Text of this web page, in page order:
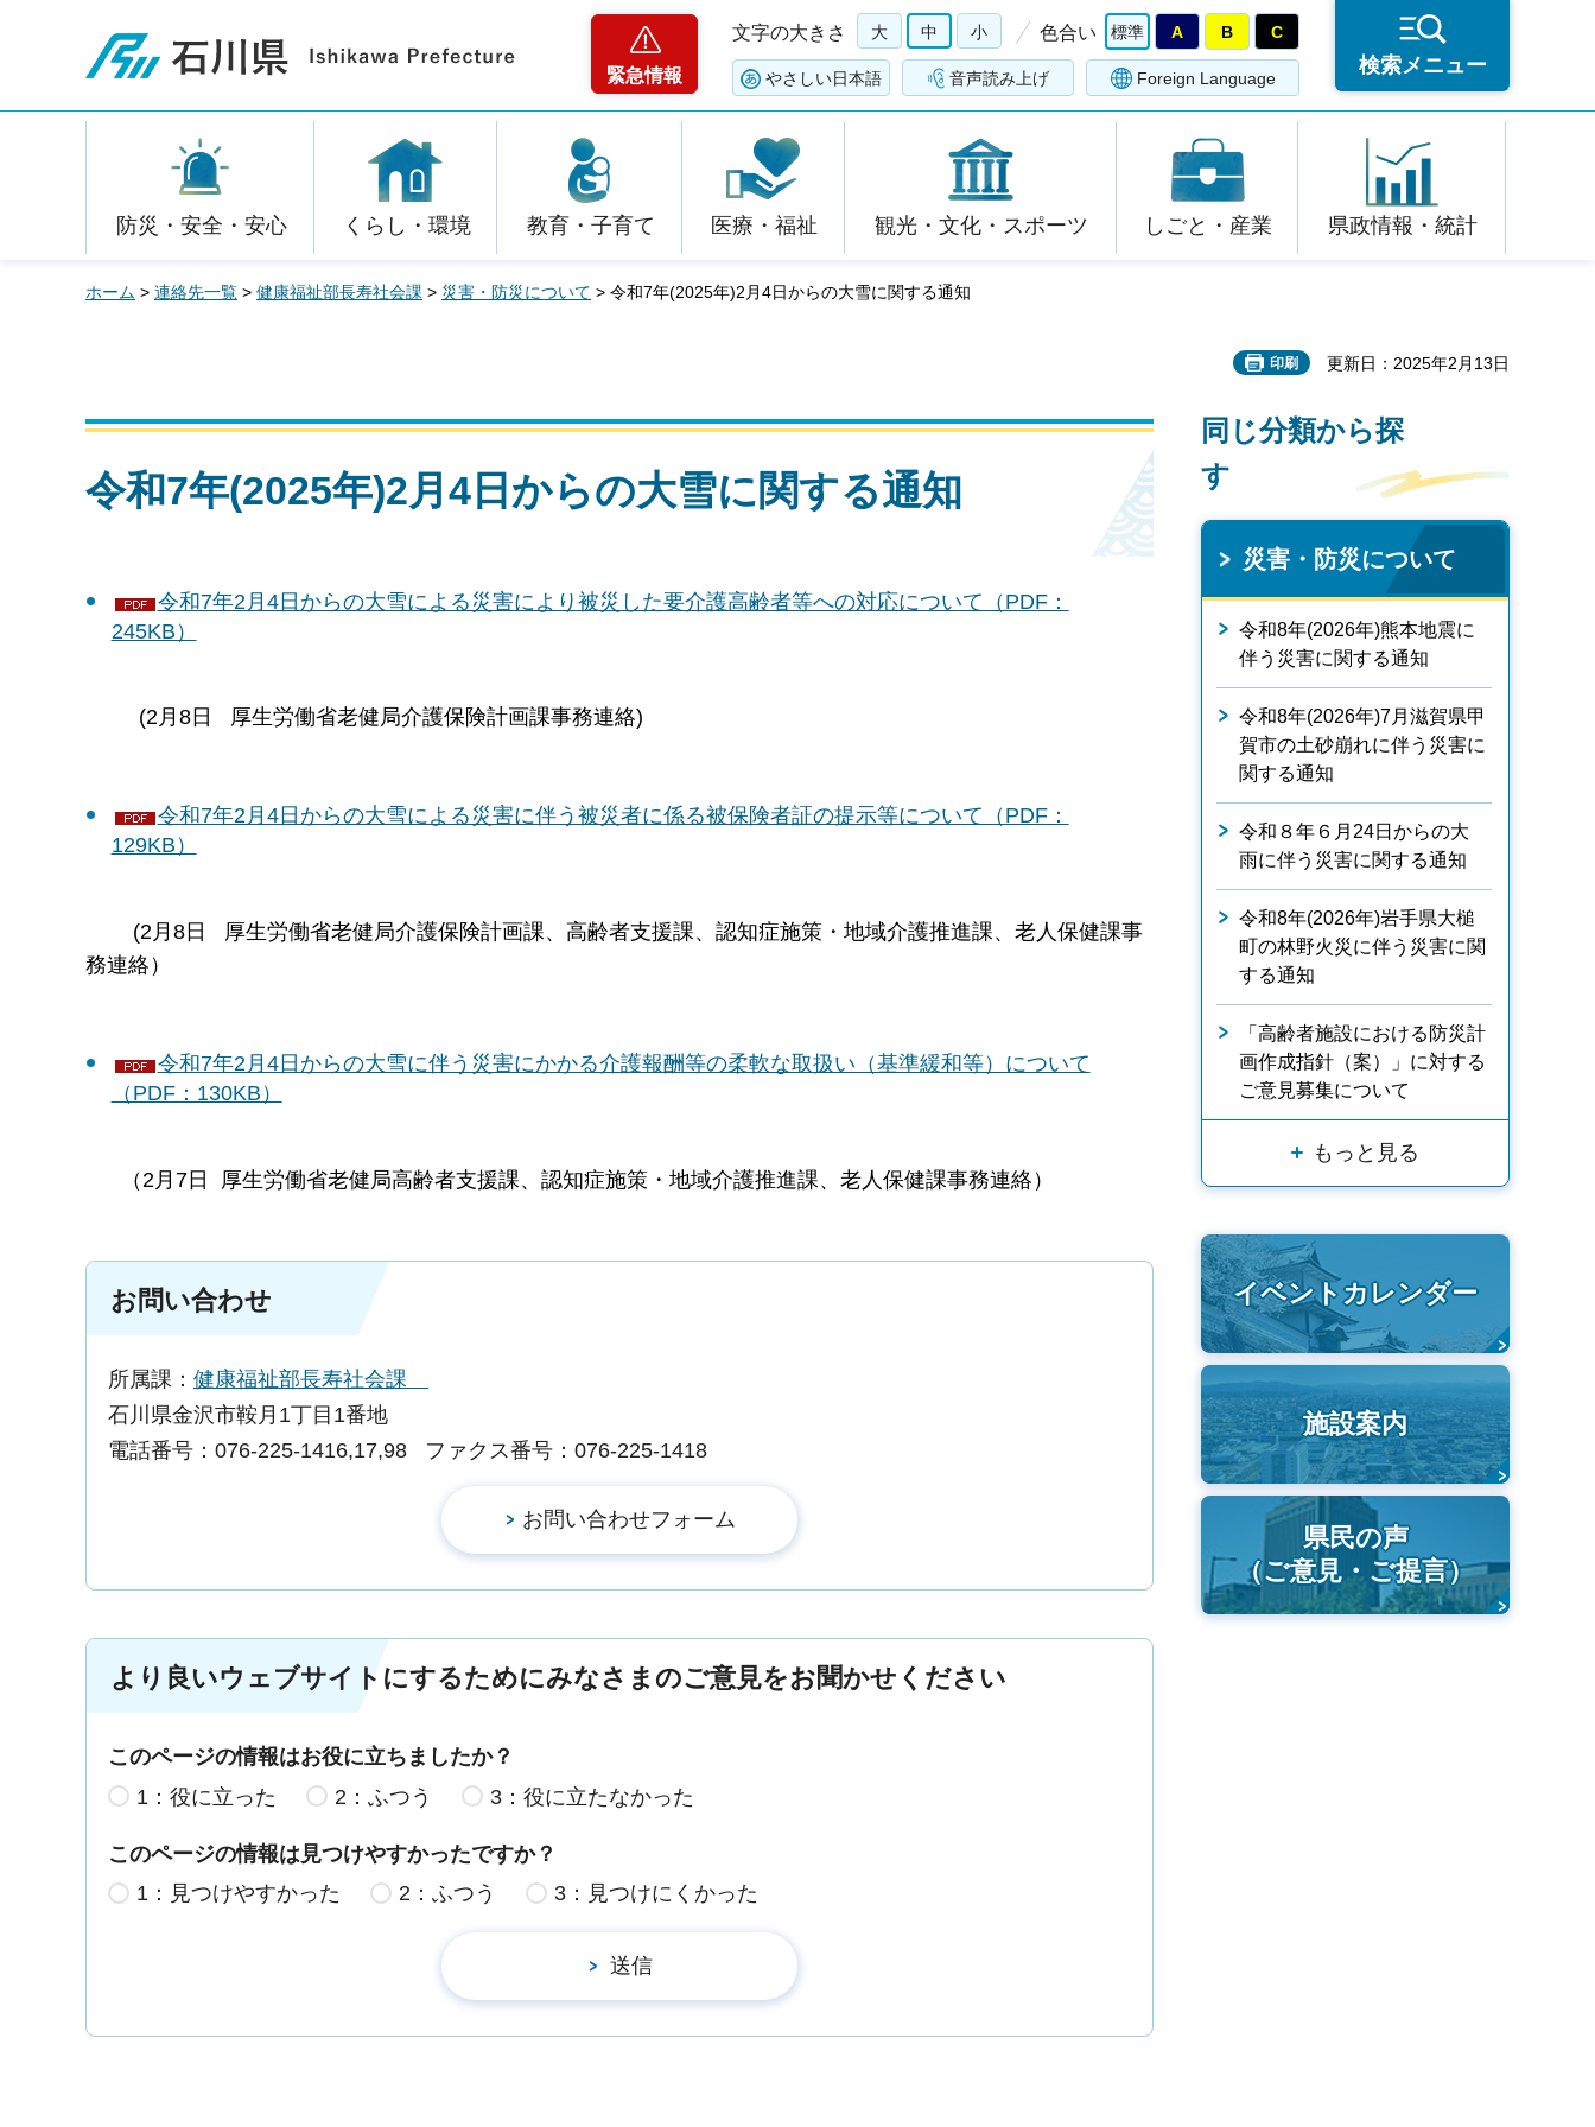
石川県
緊急情報
文字の大きさ 大 中 小 色合い 標準 A B C
やさしい日本語 音声読み上げ Foreign Language
検索メニュー
防災・安全・安心 くらし・環境 教育・子育て 医療・福祉 観光・文化・スポーツ しごと・産業 県政情報・統計
ホーム > 連絡先一覧 > 健康福祉部長寿社会課 > 災害・防災について > 令和7年(2025年)2月4日からの大雪に関する通知
印刷 更新日：2025年2月13日
令和7年(2025年)2月4日からの大雪に関する通知
令和7年2月4日からの大雪による災害により被災した要介護高齢者等への対応について（PDF：
245KB）
(2月8日 厚生労働省老健局介護保険計画課事務連絡)
令和7年2月4日からの大雪による災害に伴う被災者に係る被保険者証の提示等について（PDF：
129KB）
(2月8日 厚生労働省老健局介護保険計画課、高齢者支援課、認知症施策・地域介護推進課、老人保健課事
務連絡）
令和7年2月4日からの大雪に伴う災害にかかる介護報酬等の柔軟な取扱い（基準緩和等）について
（PDF：130KB）
（2月7日 厚生労働省老健局高齢者支援課、認知症施策・地域介護推進課、老人保健課事務連絡）
お問い合わせ
所属課： 健康福祉部長寿社会課
石川県金沢市鞍月1丁目1番地
電話番号：076-225-1416,17,98
ファクス番号：076-225-1418
より良いウェブサイトにするためにみなさまのご意見をお聞かせください
このページの情報はお役に立ちましたか？
1：役に立った
2：ふつう 3：役に立たなかった
このページの情報は見つけやすかったですか？
1：見つけやすかった
2：ふつう 3：見つけにくかった
同じ分類から探
す
災害・防災について
令和8年(2026年)熊本地震に
伴う災害に関する通知
令和8年(2026年)7月滋賀県甲
賀市の土砂崩れに伴う災害に
関する通知
令和８年６月24日からの大
雨に伴う災害に関する通知
令和8年(2026年)岩手県大槌
町の林野火災に伴う災害に関
する通知
「高齢者施設における防災計
画作成指針（案）」に対する
ご意見募集について
もっと見る
イベントカレンダー
施設案内
県民の声
（ご意見・ご提言）